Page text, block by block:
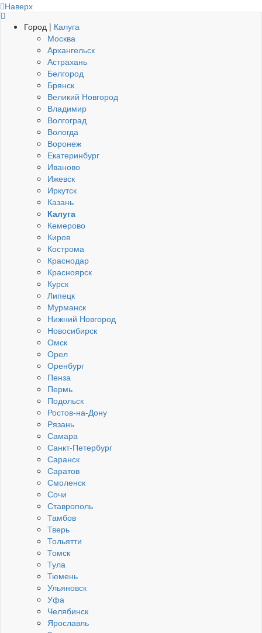
Наверх
Город | Калуга
Москва
Архангельск
Астрахань
Белгород
Брянск
Великий Новгород
Владимир
Волгоград
Вологда
Воронеж
Екатеринбург
Иваново
Ижевск
Иркутск
Казань
Калуга
Кемерово
Киров
Кострома
Краснодар
Красноярск
Курск
Липецк
Мурманск
Нижний Новгород
Новосибирск
Омск
Орел
Оренбург
Пенза
Пермь
Подольск
Ростов-на-Дону
Рязань
Самара
Санкт-Петербург
Саранск
Саратов
Смоленск
Сочи
Ставрополь
Тамбов
Тверь
Тольятти
Томск
Тула
Тюмень
Ульяновск
Уфа
Челябинск
Ярославль